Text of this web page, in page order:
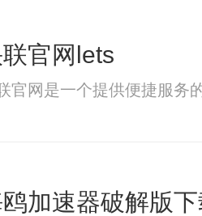
官网lets
官网是一个提供便捷服务
加速器破解版下